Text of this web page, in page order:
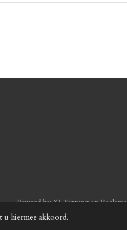
u hiermee akkoord.
Powerd by XL Signing en Reclame